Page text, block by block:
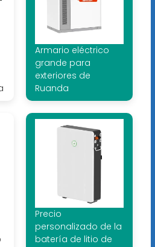
Armario eléctrico
grande para
exteriores de
Ruanda
Precio
personalizado de la
batería de litio de